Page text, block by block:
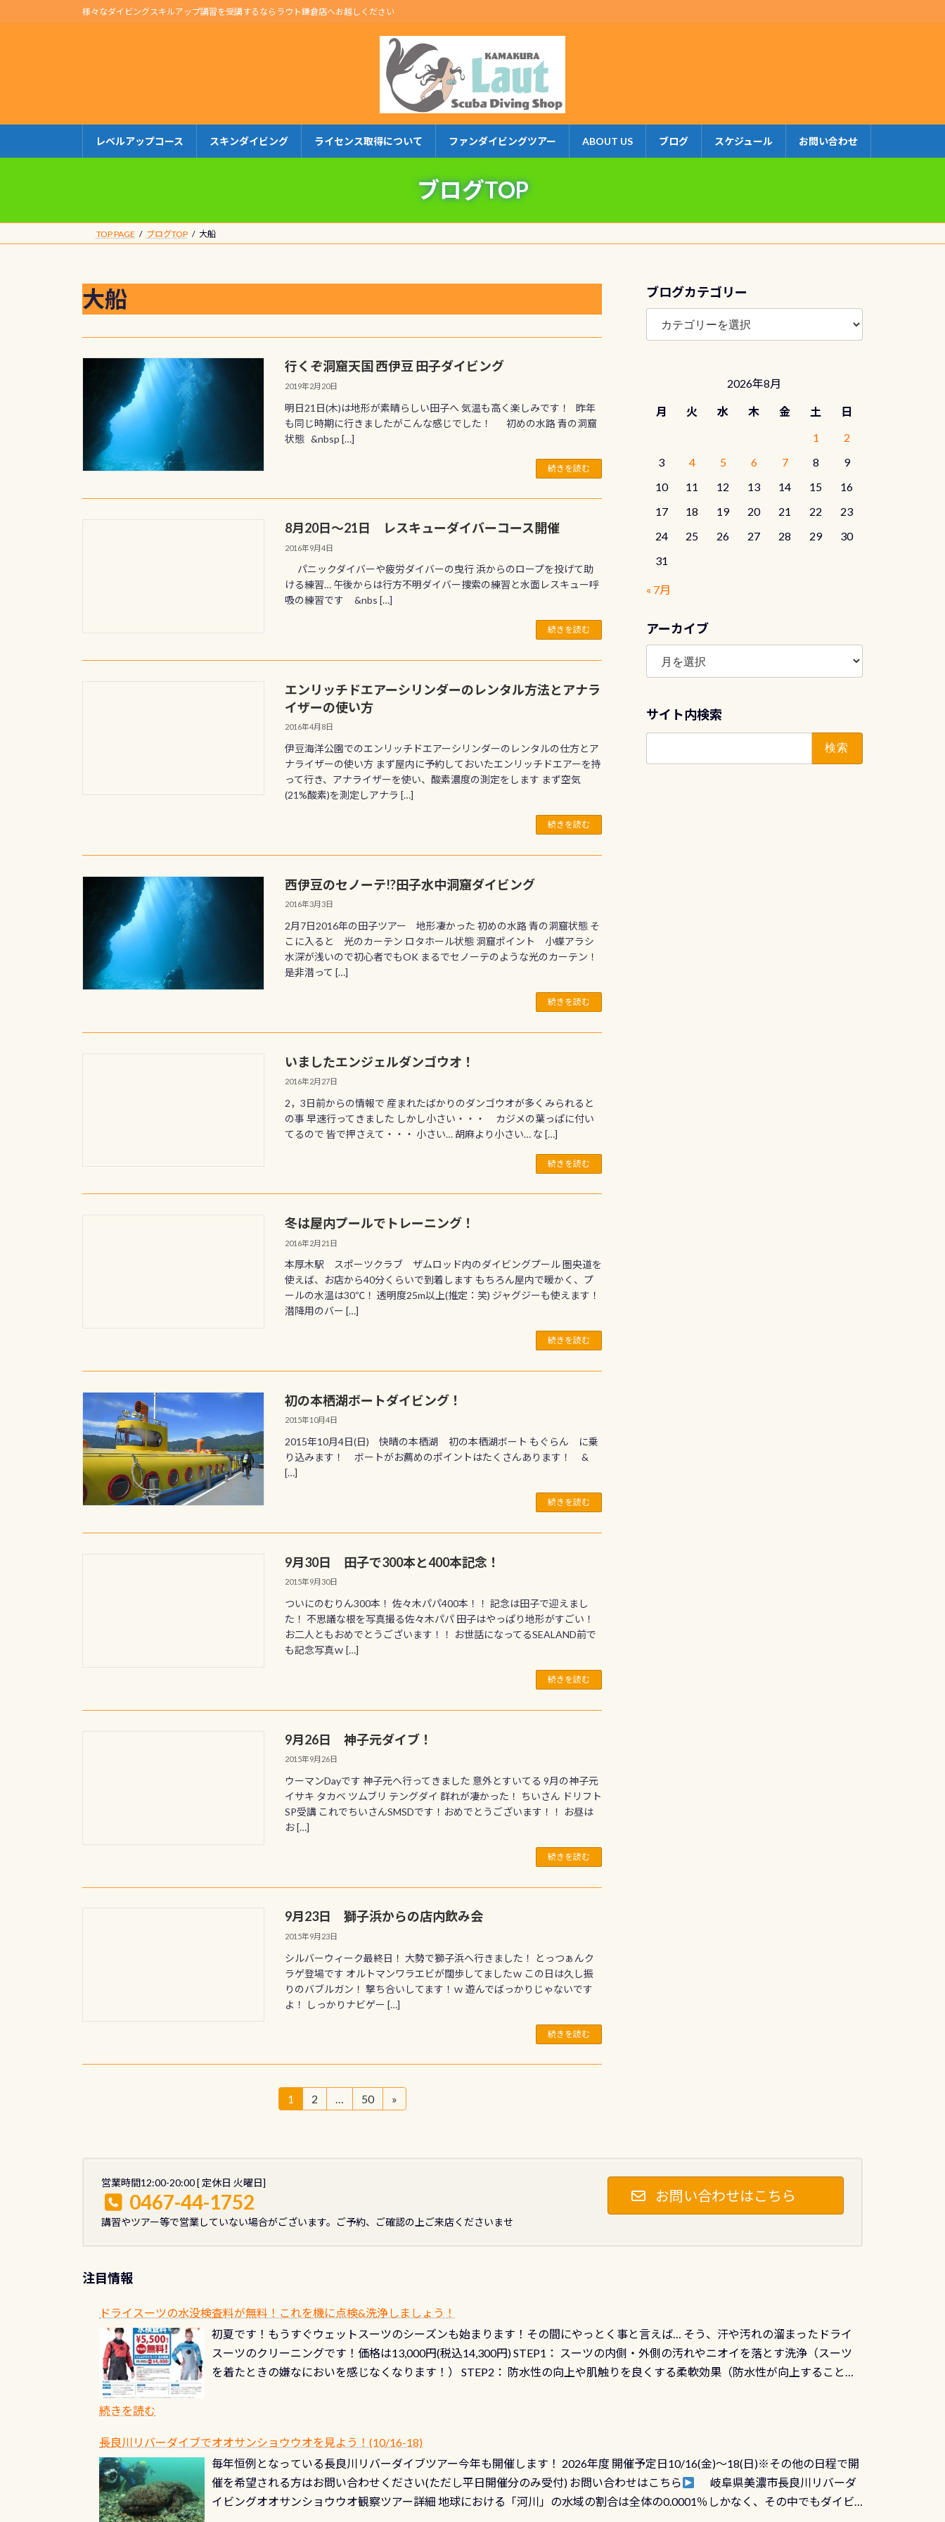
ン
キ
プ
ビ
に
動
様々なダイビングスキルアップ講習を受講するならラウト鎌倉店へお越しください
レベルアップコース スキンダイビング ライセンス取得について ファンダイビングツアー ABOUT US ブログ スケジュール お問い合わせ
ブログTOP
TOP PAGE ブログTOP 大船
大船
行くぞ洞窟天国 西伊豆 田子ダイビング
2019年2月20日
明日21日(木)は地形が素晴らしい田子へ 気温も高く楽しみです！ 昨年
も同じ時期に行きましたがこんな感じでした！ 初めの水路 青の洞窟
状態 &nbsp […]
続きを読む
8月20日～21日 レスキューダイバーコース開催
2016年9月4日
パニックダイバーや疲労ダイバーの曳行 浜からのロープを投げて助
ける練習… 午後からは行方不明ダイバー捜索の練習と水面レスキュー呼
吸の練習です &nbs […]
続きを読む
エンリッチドエアーシリンダーのレンタル方法とアナラ
イザーの使い方
2016年4月8日
伊豆海洋公園でのエンリッチドエアーシリンダーのレンタルの仕方とア
ナライザーの使い方 まず屋内に予約しておいたエンリッチドエアーを持
って行き、アナライザーを使い、酸素濃度の測定をします まず空気
(21%酸素)を測定しアナラ […]
続きを読む
西伊豆のセノーテ!?田子水中洞窟ダイビング
2016年3月3日
2月7日2016年の田子ツアー 地形凄かった 初めの水路 青の洞窟状態 そ
こに入ると 光のカーテン ロタホール状態 洞窟ポイント 小蝶アラシ
水深が浅いので初心者でもOK まるでセノーテのような光のカーテン！
是非潜って […]
続きを読む
いましたエンジェルダンゴウオ！
2016年2月27日
2，3日前からの情報で 産まれたばかりのダンゴウオが多くみられると
の事 早速行ってきました しかし小さい・・・ カジメの葉っぱに付い
てるので 皆で押さえて・・・ 小さい… 胡麻より小さい… な […]
続きを読む
冬は屋内プールでトレーニング！
2016年2月21日
本厚木駅 スポーツクラブ ザムロッド内のダイビングプール 圏央道を
使えば、お店から40分くらいで到着します もちろん屋内で暖かく、プ
ールの水温は30℃！ 透明度25m以上(推定：笑) ジャグジーも使えます！
潜降用のバー […]
続きを読む
初の本栖湖ボートダイビング！
2015年10月4日
2015年10月4日(日) 快晴の本栖湖 初の本栖湖ボート もぐらん に乗
り込みます！ ボートがお薦めのポイントはたくさんあります！ &
[…]
続きを読む
9月30日 田子で300本と400本記念！
2015年9月30日
ついにのむりん300本！ 佐々木パパ400本！！ 記念は田子で迎えまし
た！ 不思議な根を写真撮る佐々木パパ 田子はやっぱり地形がすごい！
お二人ともおめでとうございます！！ お世話になってるSEALAND前で
も記念写真ｗ […]
続きを読む
9月26日 神子元ダイブ！
2015年9月26日
ウーマンDayです 神子元へ行ってきました 意外とすいてる 9月の神子元
イサキ タカベ ツムブリ テングダイ 群れが凄かった！ ちいさん ドリフト
SP受講 これでちいさんSMSDです！おめでとうございます！！ お昼は
お […]
続きを読む
9月23日 獅子浜からの店内飲み会
2015年9月23日
シルバーウィーク最終日！ 大勢で獅子浜へ行きました！ とっつぁんク
ラゲ登場です オルトマンワラエビが闊歩してましたｗ この日は久し振
りのバブルガン！ 撃ち合いしてます！ｗ 遊んでばっかりじゃないです
よ！ しっかりナビゲー […]
続きを読む
の
り
固
1
固
2 …
固
50 »
ブログカテゴリー
ブ
グ
2026年8月
月 火 水 木 金 土
日
1
2
3
4 5 6 7 8
9
10
11 12 13 14 15
16
17
18 19 20 21 22
23
24
25 26 27 28 29
30
31
« 7月
アーカイブ
ア
カ
ブ
サイト内検索
営業時間12:00-20:00 [ 定休日 火曜日]
0467-44-1752
講習やツアー等で営業していない場合がございます。ご予約、ご確認の上ご来店くださいませ
お問い合わせはこちら
注目情報
ドライスーツの水没検査料が無料！これを機に点検&洗浄しましょう！
初夏です！もうすぐウェットスーツのシーズンも始まります！その間にやっとく事と言えば… そう、汗や汚れの溜まったドライ
スーツのクリーニングです！価格は13,000円(税込14,300円) STEP1： スーツの内側・外側の汚れやニオイを落とす洗浄（スーツ
を着たときの嫌なにおいを感じなくなります！） STEP2： 防水性の向上や肌触りを良くする柔軟効果（防水性が向上することで
ル(穴)がないか確認冬になり、使い始めてから水漏れする…ってのは避けましょう！実際水につけて水検査して調べます ●給気バ
ルブのオーバーホール排気バルブは、ドライスーツクリーニングの際に行うのですが、空気を送り込む「給気バルブ」のオーバ
ーホールも非常に大切です BCDで言うと給気ボタンの点検と一緒な訳ですから、ボタンが潮噛みしてドライスーツに空気が入り
過ぎて急浮上…なんて事がないようにしっかり点検しましょう！まだした事がない方はこれを機会に是非やってください！！ ●
続きを読む
長良川リバーダイブでオオサンショウウオを見よう！(10/16-18)
毎年恒例となっている長良川リバーダイブツアー今年も開催します！ 2026年度 開催予定日10/16(金)～18(日)※その他の日程で開
催を希望される方はお問い合わせください(ただし平日開催分のみ受付) お問い合わせはこちら
岐阜県美濃市長良川リバーダ
イビングオオサンショウウオ観察ツアー詳細 地球における「河川」の水域の割合は全体の0.0001％しかなく、その中でもダイビ